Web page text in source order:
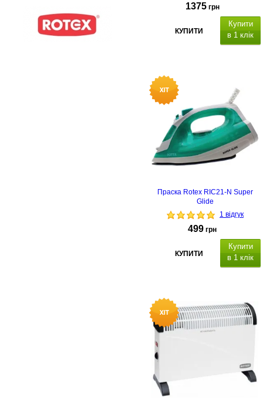
1375 грн
КУПИТИ
Купити
в 1 клік
швидкості,
щітка з обертанням 50 мм, щітка
38 мм, насадка-концентратор,
захист від перегріву
Праска Rotex RIC21-N Super
Glide
1 відгук
499 грн
КУПИТИ
Купити
в 1 клік